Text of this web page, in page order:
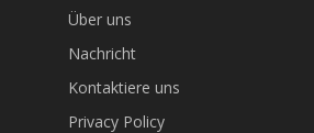
Über uns
Nachricht
Kontaktiere uns
Privacy Policy